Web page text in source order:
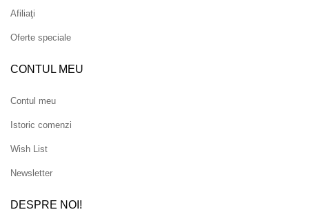
Afiliaţi
Oferte speciale
CONTUL MEU
Contul meu
Istoric comenzi
Wish List
Newsletter
DESPRE NOI!